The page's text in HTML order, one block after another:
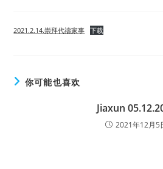
2021.2.14.崇拜代禱家事 下载
你可能也喜欢
Jiaxun
2021年12月5